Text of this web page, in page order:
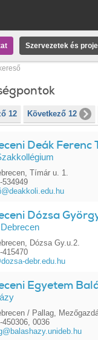
Szervezetek és
12 Következő 12
Deák Ferenc
Tímár u. 1.
534949
Dózsa
Dózsa Gy.u.2.
415470
debr.edu.hu
Egyetem
/ Pallag,
450306, 0036